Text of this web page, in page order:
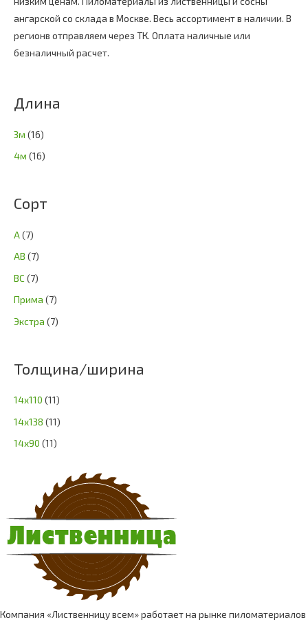
Длина
3м (16)
4м (16)
Сорт
А(7)
АВ (7)
ВС (7)
Прима (7)
Экстра (7)
Толщина/ширина
14х110 (11)
14х138 (11)
14х90 (11)
ангарской со склада в Москве. Весь ассортимент в наличии. В
регионв отправляем через ТК. Оплата наличные или
безналичный расчет.
Компания «Лиственницу всем» работает на рынке пиломатериалов